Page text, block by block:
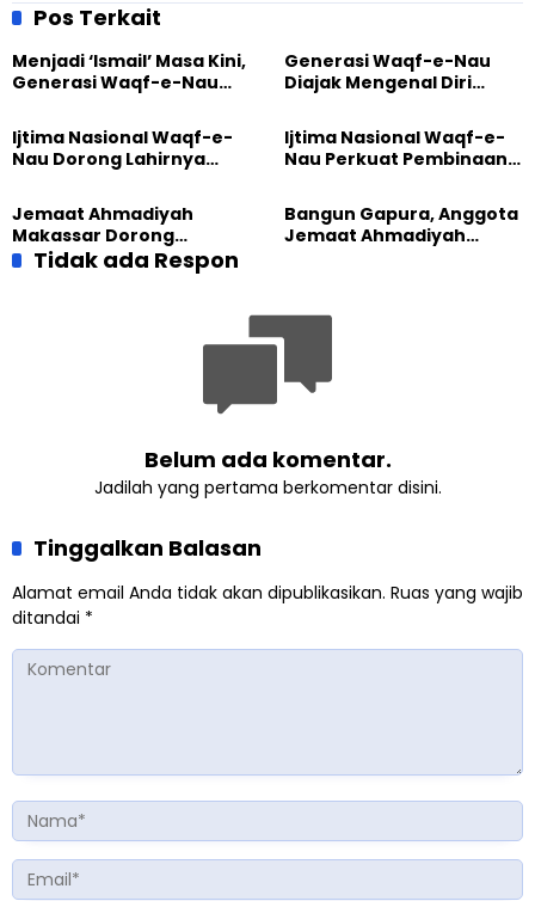
Konseling
Menumbuhkan Pohon
Pos Terkait
Menjadi ‘Ismail’ Masa Kini,
Generasi Waqf-e-Nau
Pengabdian
Generasi Waqf-e-Nau
Diajak Mengenal Diri
Dunia
Ijtima Nasional Waqf-e-
Nau Dorong Lahirnya
yang Militan
Ijtima Nasional Waqf-e-
Nau Perkuat Pembinaan
Masa Depan
Jemaat Ahmadiyah
Makassar Dorong
Kesadaran Lingkungan
Lewat Edukasi Ekoteologi
Bangun Gapura, Anggota
Jemaat Ahmadiyah
Tidak ada Respon
Belum ada komentar.
Jadilah yang pertama berkomentar disini.
Tinggalkan Balasan
Alamat email Anda tidak akan dipublikasikan. Ruas yang wajib
ditandai *